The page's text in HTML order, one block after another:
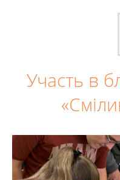
Участь в